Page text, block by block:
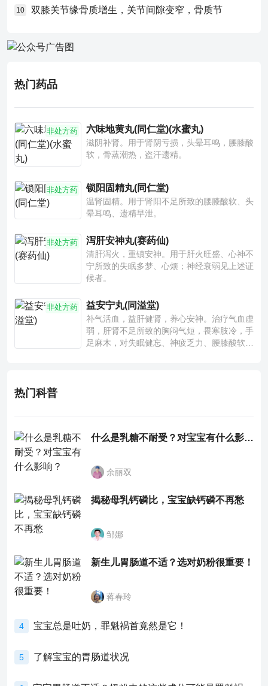
10 双膝关节缘骨质增生，关节间隙变窄，骨质节
热门药品
非处方药 六味地黄丸(同仁堂)(水蜜丸)
滋阴补肾。用于肾阴亏损，头晕耳鸣，腰膝酸
软，骨蒸潮热，盗汗遗精。
非处方药 锁阳固精丸(同仁堂)
温肾固精。用于肾阳不足所致的腰膝酸软、头
晕耳鸣、遗精早泄。
非处方药 泻肝安神丸(赛药仙)
清肝泻火，重镇安神。用于肝火旺盛、心神不
宁所致的失眠多梦、心烦；神经衰弱见上述证
候者。
非处方药 益安宁丸(同溢堂)
补气活血，益肝健肾，养心安神。治疗气血虚
弱，肝肾不足所致的胸闷气短，畏寒肢冷，手
足麻木，对失眠健忘、神疲乏力、腰膝酸软也
热门科普
什么是乳糖不耐受？对宝宝有什么影响？
余丽双
揭秘母乳钙磷比，宝宝缺钙磷不再愁
邹娜
新生儿胃肠道不适？选对奶粉很重要！
蒋春玲
4 宝宝总是吐奶，罪魁祸首竟然是它！
5 了解宝宝的胃肠道状况